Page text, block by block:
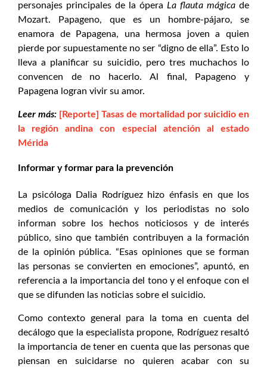
personajes principales de la ópera La flauta mágica de
Mozart. Papageno, que es un hombre-pájaro, se
enamora de Papagena, una hermosa joven a quien
pierde por supuestamente no ser “digno de ella”. Esto lo
lleva a planificar su suicidio, pero tres muchachos lo
convencen de no hacerlo. Al final, Papageno y
Papagena logran vivir su amor.
Leer más: [Reporte] Tasas de mortalidad por suicidio en
la región andina con especial atención al estado
Mérida
Informar y formar para la prevención
La psicóloga Dalia Rodríguez hizo énfasis en que los
medios de comunicación y los periodistas no solo
informan sobre los hechos noticiosos y de interés
público, sino que también contribuyen a la formación
de la opinión pública. “Esas opiniones que se forman
las personas se convierten en emociones”, apuntó, en
referencia a la importancia del tono y el enfoque con el
que se difunden las noticias sobre el suicidio.
Como contexto general para la toma en cuenta del
decálogo que la especialista propone, Rodríguez resaltó
la importancia de tener en cuenta que las personas que
piensan en suicidarse no quieren acabar con su